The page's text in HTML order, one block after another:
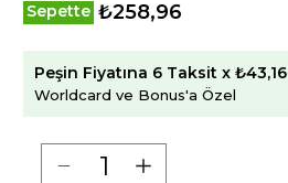
Sepette ₺258,96
Peşin Fiyatına 6 Taksit x ₺43,16
Worldcard ve Bonus'a Özel